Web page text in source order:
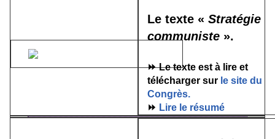
Le texte « Stratégie
communiste ».
⏩ Le texte est à lire et
télécharger sur le site du
Congrès.
⏩ Lire le résumé